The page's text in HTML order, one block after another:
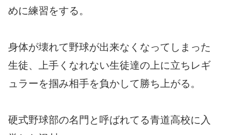
めに練習をする。
身体が壊れて野球が出来なくなってしまった
生徒、上手くなれない生徒達の上に立ちレギ
ュラーを掴み相手を負かして勝ち上がる。
硬式野球部の名門と呼ばれてる青道高校に入